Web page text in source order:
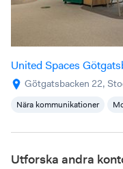
United Spaces
Götgatsbacken 22,
Nära kommunikationer
Utforska andra